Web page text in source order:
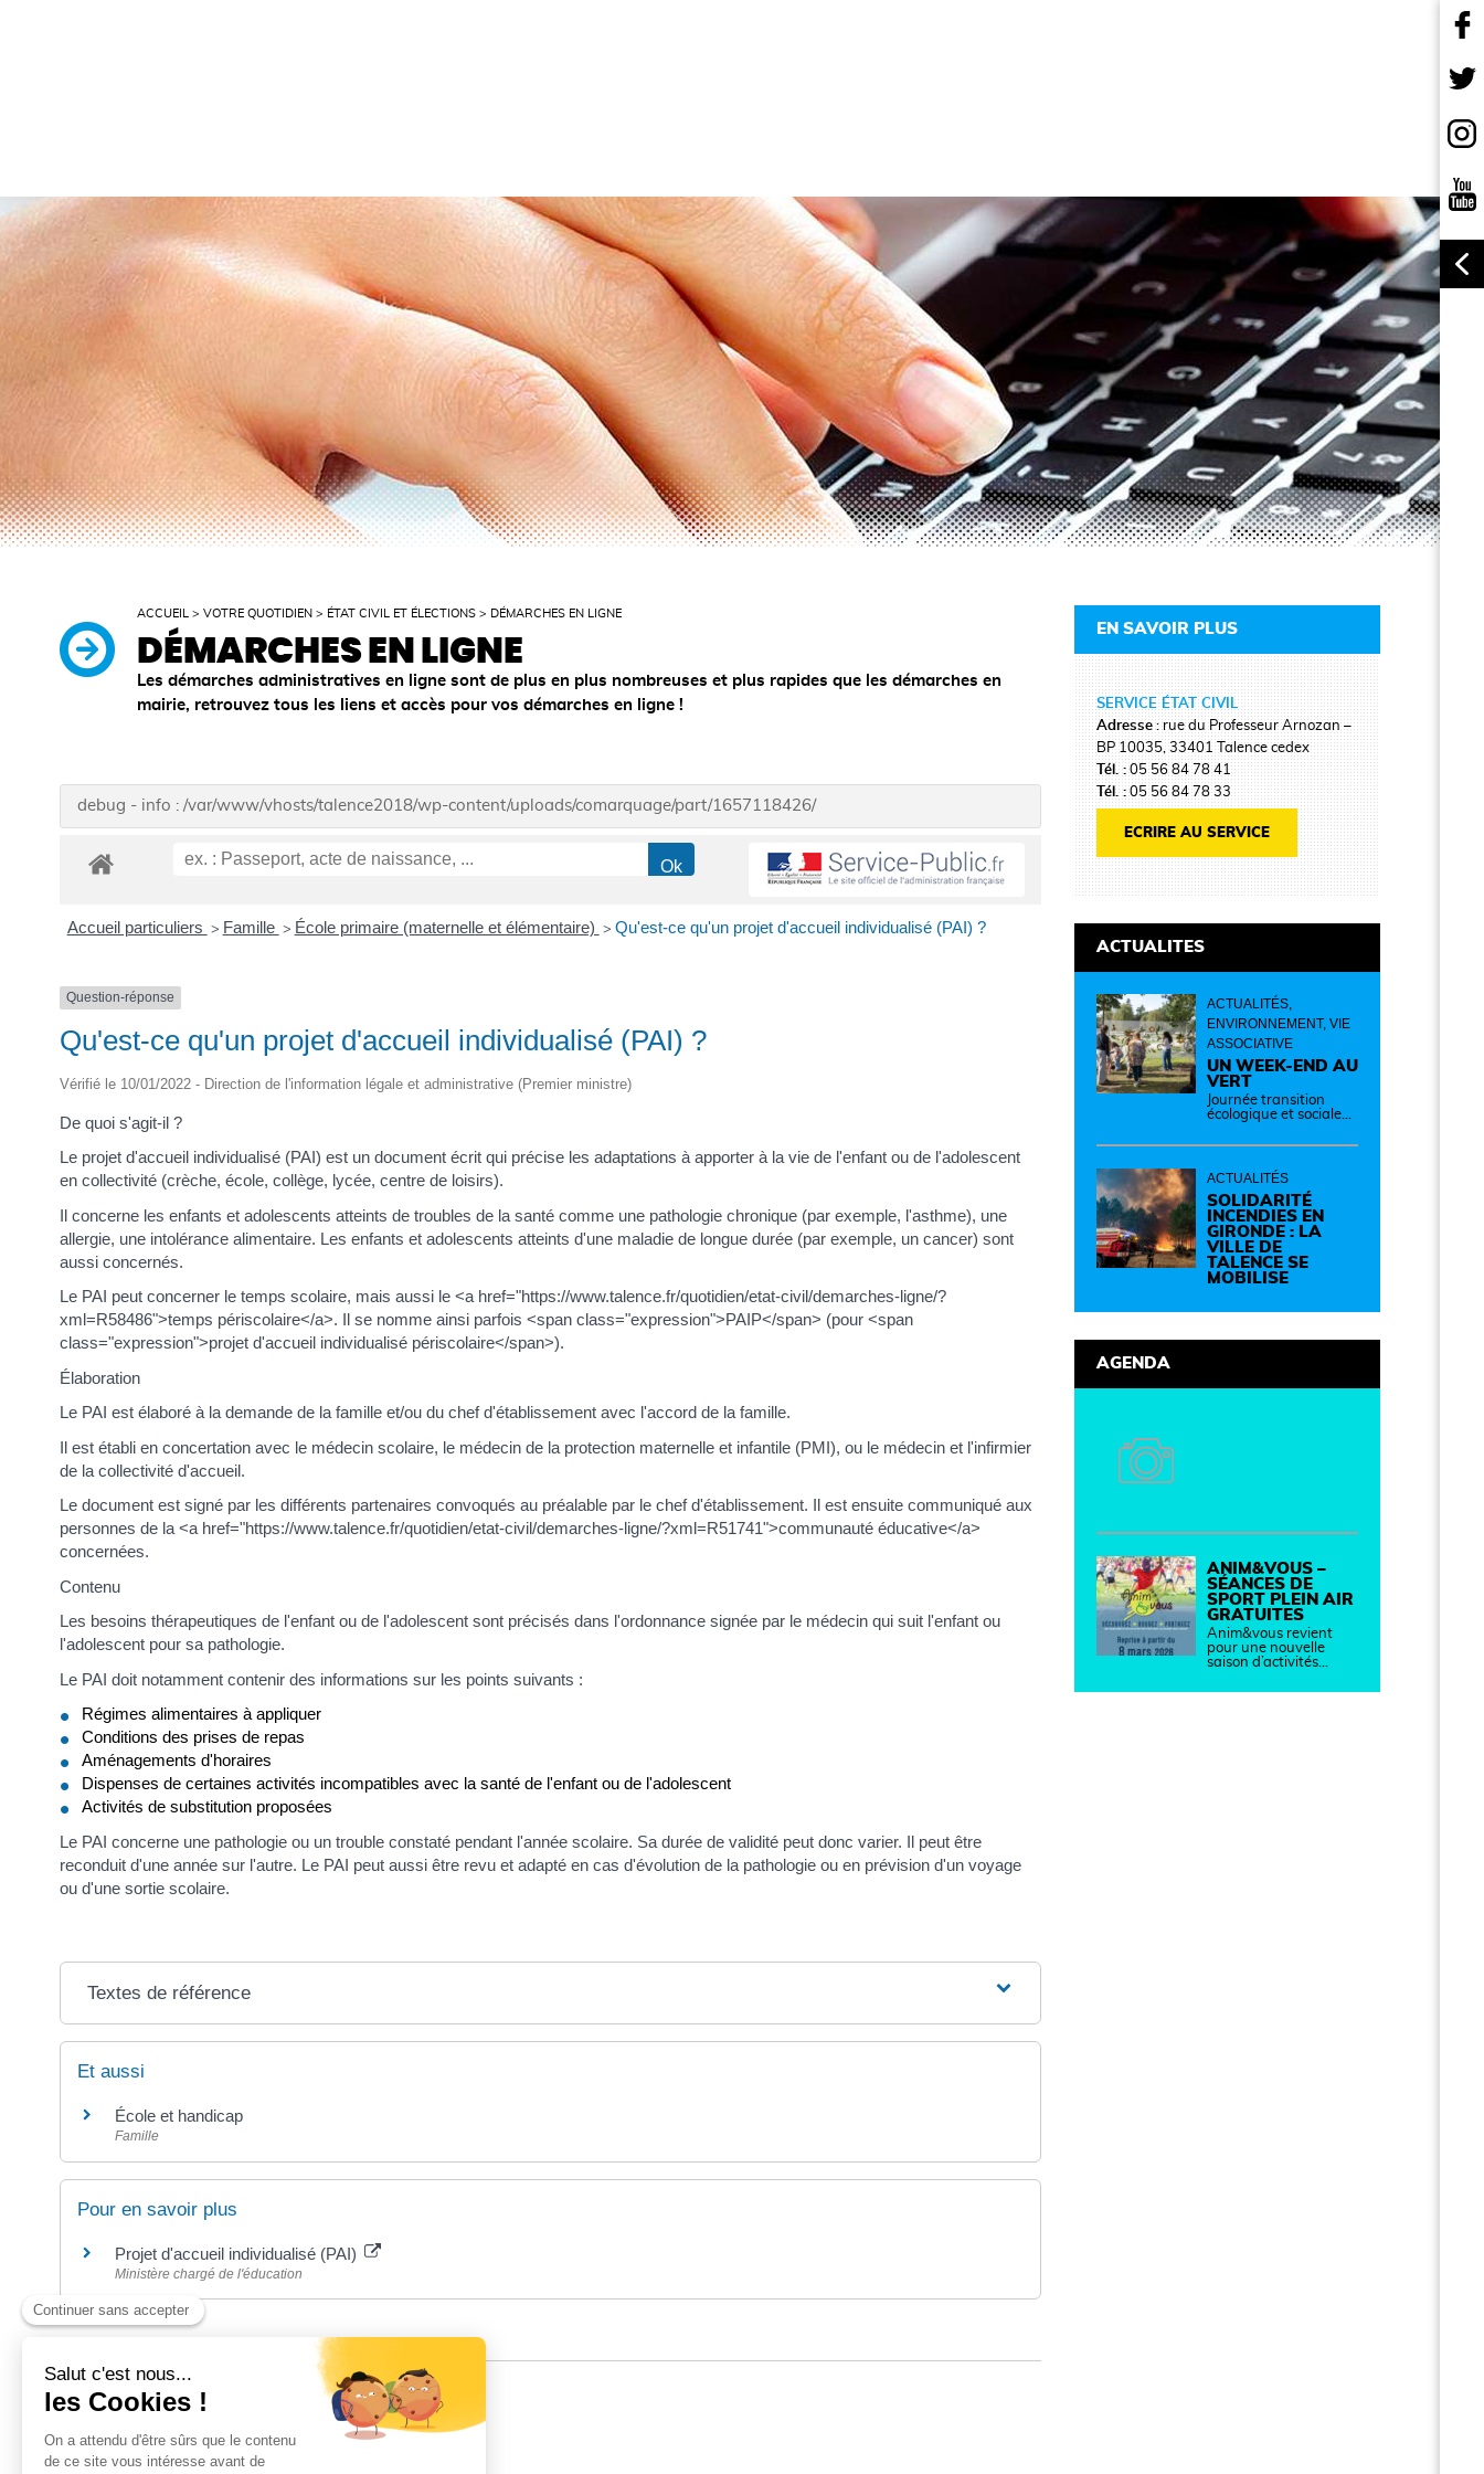
ACCUEIL >VOTRE QUOTIDIEN > ÉTAT CIVIL ET ÉLECTIONS > DÉMARCHES EN LIGNE
DÉMARCHES EN LIGNE
Les démarches administratives en ligne sont de plus en plus nombreuses et plus rapides que les démarches en
mairie, retrouvez tous les liens et accès pour vos démarches en ligne !
debug - info : /var/www/vhosts/talence2018/wp-content/uploads/comarquage/part/1657118426/
Accueil particuliers > Famille > École primaire (maternelle et élémentaire) > Qu'est-ce qu'un projet d'accueil individualisé (PAI) ?
Question-réponse
Qu'est-ce qu'un projet d'accueil individualisé (PAI) ?
Vérifié le 10/01/2022 - Direction de l'information légale et administrative (Premier ministre)
De quoi s'agit-il ?
Le projet d'accueil individualisé (PAI) est un document écrit qui précise les adaptations à apporter à la vie de l'enfant ou de l'adolescent
en collectivité (crèche, école, collège, lycée, centre de loisirs).
Il concerne les enfants et adolescents atteints de troubles de la santé comme une pathologie chronique (par exemple, l'asthme), une
allergie, une intolérance alimentaire. Les enfants et adolescents atteints d'une maladie de longue durée (par exemple, un cancer) sont
aussi concernés.
Le PAI peut concerner le temps scolaire, mais aussi le <a href="https://www.talence.fr/quotidien/etat-civil/demarches-ligne/?
xml=R58486">temps périscolaire</a>. Il se nomme ainsi parfois <span class="expression">PAIP</span> (pour <span
class="expression">projet d'accueil individualisé périscolaire</span>).
Élaboration
Le PAI est élaboré à la demande de la famille et/ou du chef d'établissement avec l'accord de la famille.
Il est établi en concertation avec le médecin scolaire, le médecin de la protection maternelle et infantile (PMI), ou le médecin et l'infirmier
de la collectivité d'accueil.
Le document est signé par les différents partenaires convoqués au préalable par le chef d'établissement. Il est ensuite communiqué aux
personnes de la <a href="https://www.talence.fr/quotidien/etat-civil/demarches-ligne/?xml=R51741">communauté éducative</a>
concernées.
Contenu
Les besoins thérapeutiques de l'enfant ou de l'adolescent sont précisés dans l'ordonnance signée par le médecin qui suit l'enfant ou
l'adolescent pour sa pathologie.
Le PAI doit notamment contenir des informations sur les points suivants :
Régimes alimentaires à appliquer
Conditions des prises de repas
Aménagements d'horaires
Dispenses de certaines activités incompatibles avec la santé de l'enfant ou de l'adolescent
Activités de substitution proposées
Le PAI concerne une pathologie ou un trouble constaté pendant l'année scolaire. Sa durée de validité peut donc varier. Il peut être
reconduit d'une année sur l'autre. Le PAI peut aussi être revu et adapté en cas d'évolution de la pathologie ou en prévision d'un voyage
ou d'une sortie scolaire.
Textes de référence
Et aussi
École et handicap
Famille
Pour en savoir plus
Projet d'accueil individualisé (PAI)
Ministère chargé de l'éducation
Direction de l'information légale et administrative
POUR LES NOTAIRES
EN SAVOIR PLUS
SERVICE ÉTAT CIVIL
Adresse: rue du Professeur Arnozan –
BP 10035, 33401 Talence cedex
Tél. :05 56 84 78 41
Tél. :05 56 84 78 33
ECRIRE AU SERVICE
ACTUALITES
ACTUALITÉS,
ENVIRONNEMENT, VIE
ASSOCIATIVE
UN WEEK-END AU
VERT
Journée transition
écologique et sociale
de 14h à 19h Des
des rencontres pour
passer à l'action !
Cette journée réunit
de nombreux
partenaires autour
d'initiatives concrètes
pour un territoire plus
durable et solidaire.
ACTUALITÉS
SOLIDARITÉ
INCENDIES EN
GIRONDE : LA
VILLE DE
TALENCE SE
MOBILISE
AGENDA
ANIM&VOUS –
SÉANCES DE
SPORT PLEIN AIR
GRATUITES
Anim&vous revient
pour une nouvelle
saison d’activités…